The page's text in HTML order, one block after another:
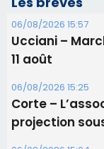
Les brèves